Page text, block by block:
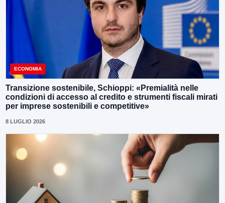
ECONOMIA
Transizione sostenibile, Schioppi: «Premialità nelle
condizioni di accesso al credito e strumenti fiscali mirati
per imprese sostenibili e competitive»
8 LUGLIO 2026